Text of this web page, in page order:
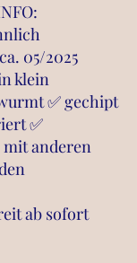
05/2025
klein
✅ gechipt
✅
anderen
ab sofort